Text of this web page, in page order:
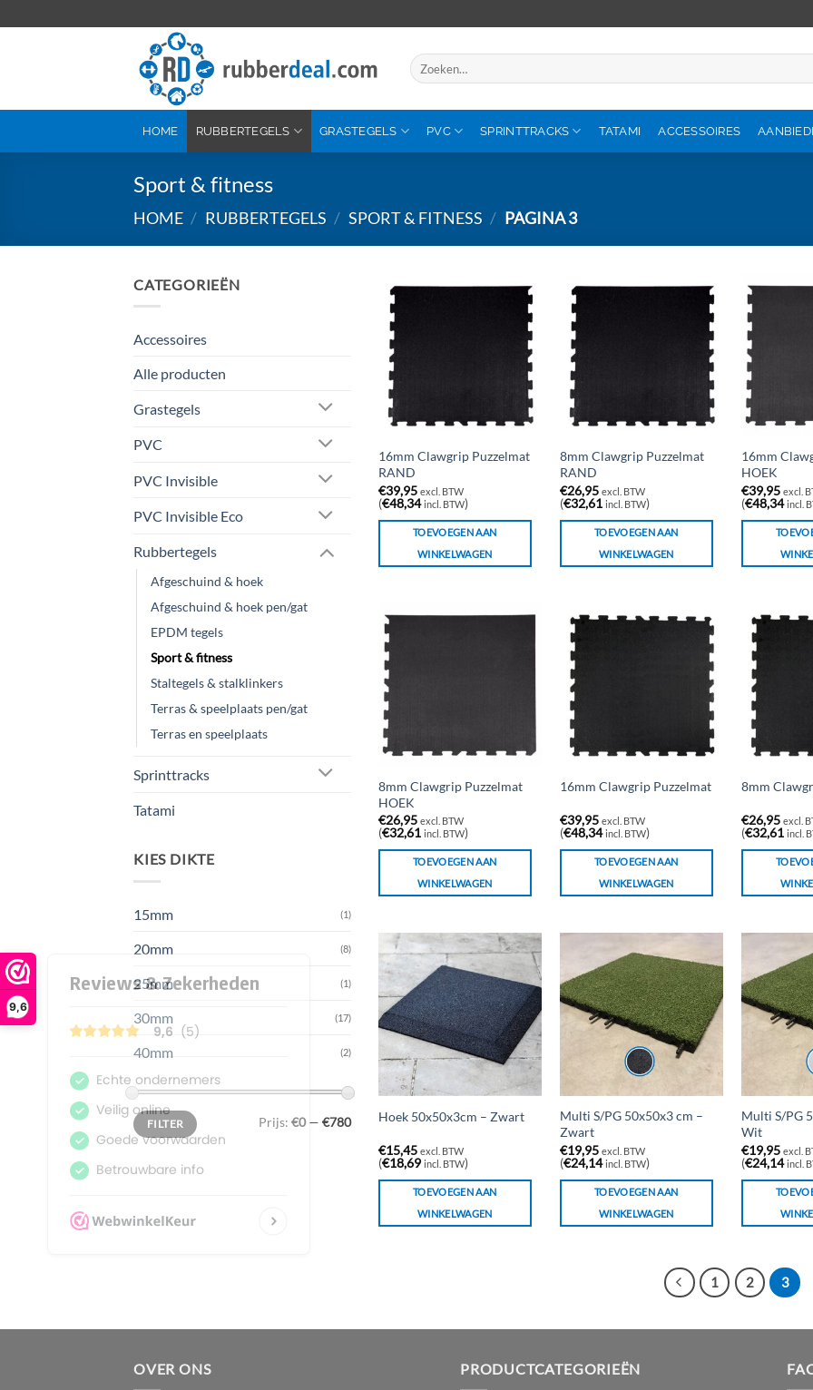
9,6
naar
Zoeken
naar:
HOME RUBBERTEGELS GRASTEGELS PVC SPRINTTRACKS TATAMI ACCESSOIRES
Sport & fitness
HOME / RUBBERTEGELS / SPORT & FITNESS / PAGINA 3
CATEGORIEËN
Accessoires
Alle producten
Grastegels
PVC
PVC Invisible
PVC Invisible Eco
Rubbertegels
Afgeschuind & hoek
Afgeschuind & hoek pen/gat
EPDM tegels
Sport & fitness
Staltegels & stalklinkers
Terras & speelplaats pen/gat
Terras en speelplaats
Sprinttracks
Tatami
KIES DIKTE
15mm (1)
20mm (8)
25mm (1)
30mm (17)
40mm (2)
Min.
prijs
Max.
prijsFILTER Prijs: €0— €780
16mm Clawgrip Puzzelmat
RAND
€39,95 excl. BTW
(€48,34 incl. BTW)
TOEVOEGEN AAN
WINKELWAGEN
8mm Clawgrip Puzzelmat
RAND
€26,95 excl. BTW
(€32,61 incl. BTW)
TOEVOEGEN AAN
WINKELWAGEN
16mm
HOEK
€39,95 excl.
(€48,34 incl.
8mm Clawgrip Puzzelmat
HOEK
€26,95 excl. BTW
(€32,61 incl. BTW)
TOEVOEGEN AAN
WINKELWAGEN
16mm Clawgrip Puzzelmat
€39,95 excl. BTW
(€48,34 incl. BTW)
TOEVOEGEN AAN
WINKELWAGEN
8mm
€26,95 excl.
(€32,61 incl.
Hoek 50x50x3cm – Zwart
€15,45 excl. BTW
(€18,69 incl. BTW)
TOEVOEGEN AAN
WINKELWAGEN
Multi S/PG 50x50x3 cm –
Zwart
€19,95 excl. BTW
(€24,14 incl. BTW)
TOEVOEGEN AAN
WINKELWAGEN
Multi S/PG
Wit
€19,95 excl.
(€24,14 incl.
1 2 3
OVER ONS PRODUCTCATEGORIEËN